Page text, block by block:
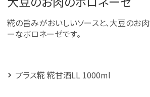
糀の旨みがおいしいソースと、大豆のお肉
ーなボロネーゼです。
プラス糀 糀甘酒LL 1000ml